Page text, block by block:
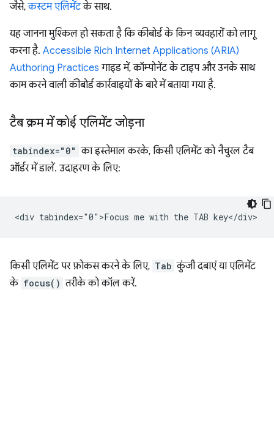
जैसे,कस्टम एलिमेंटके साथ.
यह जानना मुश्किल हो सकता है कि कीबोर्ड के किन व्यवहारों को लागू
करना है. Accessible Rich Internet Applications (ARIA)
Authoring Practices गाइड में, कॉम्पोनेंट के टाइप और उनके साथ
काम करने वाली कीबोर्ड कार्रवाइयों के बारे में बताया गया है.
टैब क्रम में कोई एलिमेंट जोड़ना
tabindex="0" का इस्तेमाल करके, किसी एलिमेंट को नैचुरल टैब
ऑर्डर में डालें. उदाहरण के लिए:
किसी एलिमेंट पर फ़ोकस करने के लिए, Tab कुंजी दबाएं या एलिमेंट
के focus() तरीके को कॉल करें.